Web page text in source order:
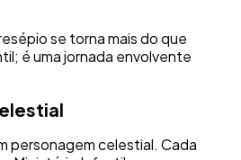
se torna mais do que
é uma jornada envolvente
personagem celestial. Cada